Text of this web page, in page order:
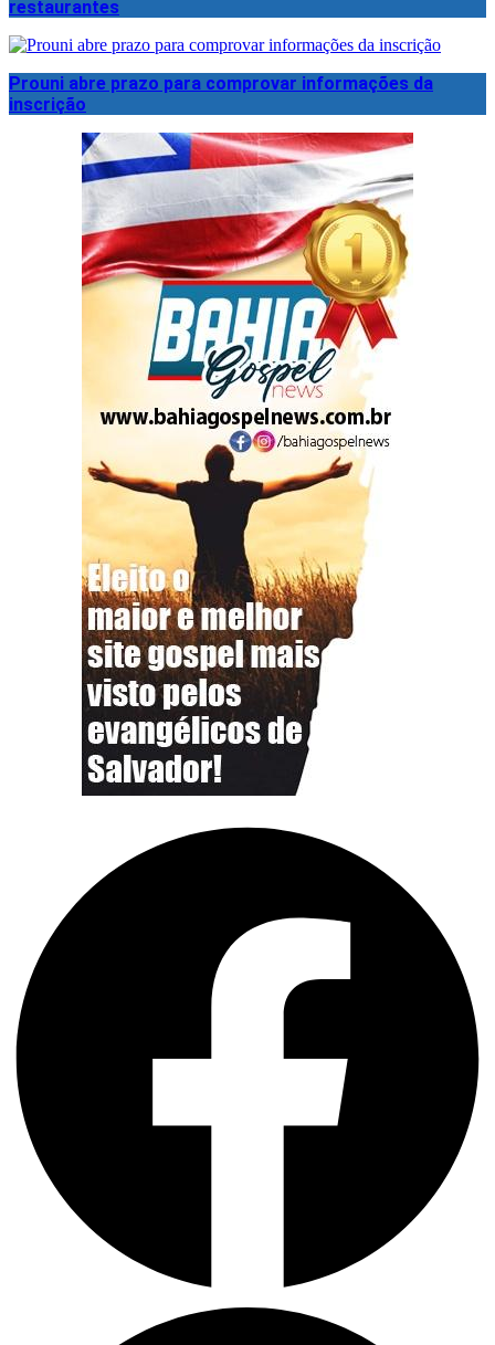
restaurantes
Prouni abre prazo para comprovar informações da
inscrição